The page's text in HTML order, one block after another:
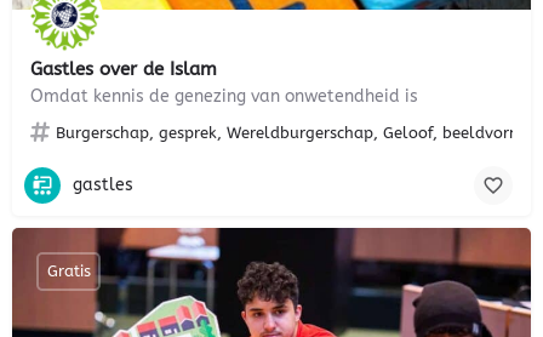
Gastles over de Islam
Omdat kennis de genezing van onwetendheid is
Burgerschap, gesprek, Wereldburgerschap, Geloof,
gastles
Gratis